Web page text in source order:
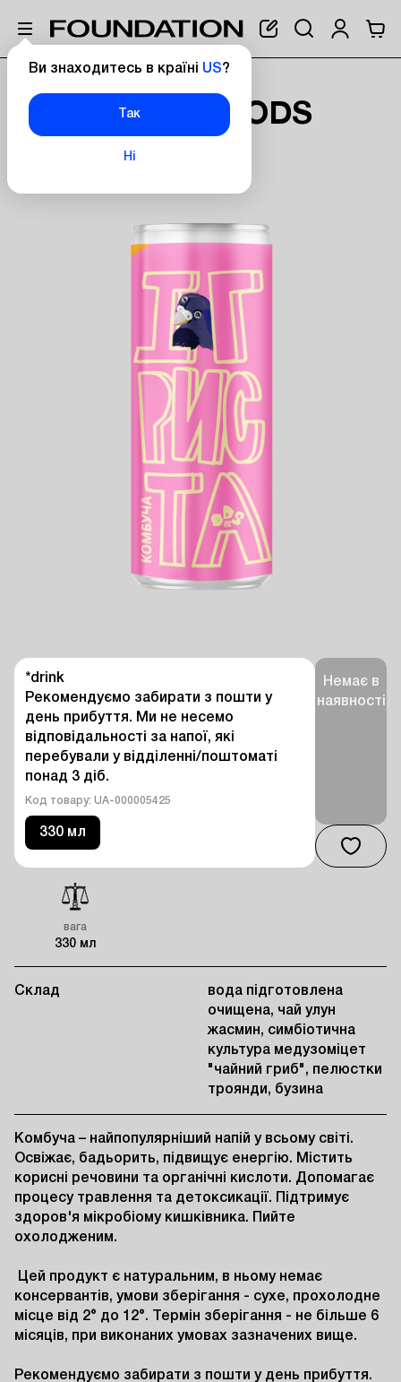
Ви знаходитесь в країні US?
Так
Ні
КОМБУЧА ODS
ІГРИСТА
*drink
Рекомендуємо забирати з пошти у
день прибуття. Ми не несемо
відповідальності за напої, які
перебували у відділенні/поштоматі
понад 3 діб.
Код товару: UA-000005425
330 мл
Немає в
наявності
вага
330 мл
Склад
вода підготовлена
очищена, чай улун
жасмин, симбіотична
культура медузоміцет
"чайний гриб", пелюстки
троянди, бузина
Комбуча – найпопулярніший напій у всьому світі.
Освіжає, бадьорить, підвищує енергію. Містить
корисні речовини та органічні кислоти. Допомагає
процесу травлення та детоксикації. Підтримує
здоров'я мікробіому кишківника. Пийте
охолодженим.
консервантів, умови зберігання - сухе, прохолодне
місце від 2° до 12°. Термін зберігання - не більше 6
місяців, при виконаних умовах зазначених вище.
Рекомендуємо забирати з пошти у день прибуття.